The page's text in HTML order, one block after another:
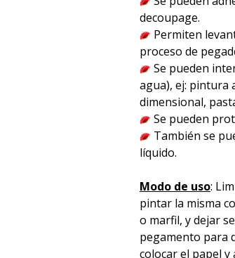
decoupage.
Permiten
proceso de
Se pueden
agua), ej: pintura
dimensional,
Se pueden
También se
líquido.
Modo de uso:
pintar la misma
o marfil, y dejar
pegamento para
colocar el papel